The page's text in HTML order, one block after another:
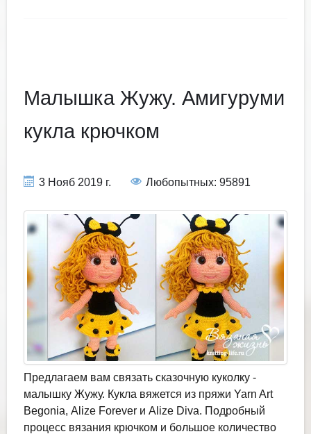
Малышка Жужу. Амигуруми
кукла крючком
3 Нояб 2019 г. Любопытных: 95891
Предлагаем вам связать сказочную куколку -
малышку Жужу. Кукла вяжется из пряжи Yarn Art
Begonia, Alize Forever и Alize Diva. Подробный
процесс вязания крючком и большое количество